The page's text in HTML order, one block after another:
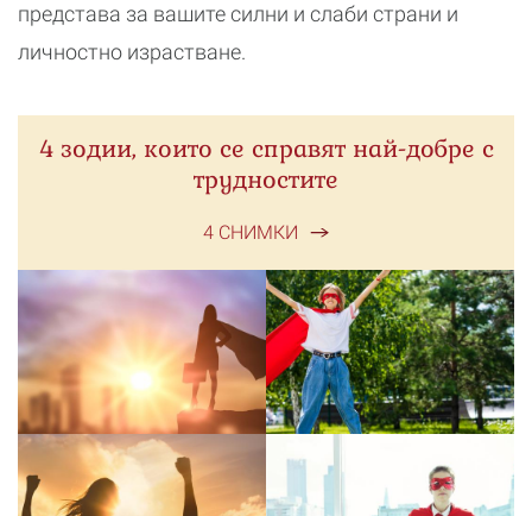
представа за вашите силни и слаби страни и
личностно израстване.
4 зодии, които се справят най-добре с
трудностите
4 СНИМКИ